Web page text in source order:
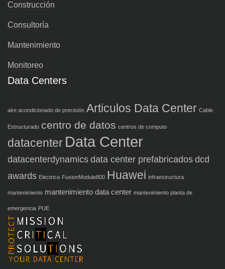
Construcción
Consultoría
Mantenimiento
Monitoreo
Data Centers
aire acondicionado de precisión Articulos Data Center Cable
Estructurado centro de datos centros de computo
datacenter Data Center
datacenterdynamicsdata center prefabricadosdcd
awards Electrica FusionModule800 Huawei infraestructura
mantenimiento mantenimiento data center mantenimiento planta de
emergencia PUE